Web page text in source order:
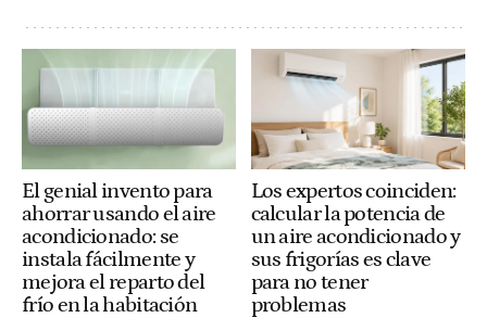
El genial invento para
ahorrar usando el aire
acondicionado: se
instala fácilmente y
mejora el reparto del
frío en la habitación
Los expertos coinciden:
calcular la potencia de
un aire acondicionado y
sus frigorías es clave
para no tener
problemas